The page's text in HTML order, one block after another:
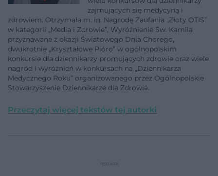
zajmujących się medycyną i
zdrowiem. Otrzymała m. in. Nagrodę Zaufania „Złoty OTIS”
w kategorii „Media i Zdrowie”, Wyróżnienie Św. Kamila
przyznawane z okazji Światowego Dnia Chorego,
dwukrotnie „Kryształowe Pióro” w ogólnopolskim
konkursie dla dziennikarzy promujących zdrowie oraz wiele
nagród i wyróżnień w konkursach na „Dziennikarza
Medycznego Roku” organizowanego przez Ogólnopolskie
Stowarzyszenie Dziennikarze dla Zdrowia.
Przeczytaj więcej tekstów tej autorki